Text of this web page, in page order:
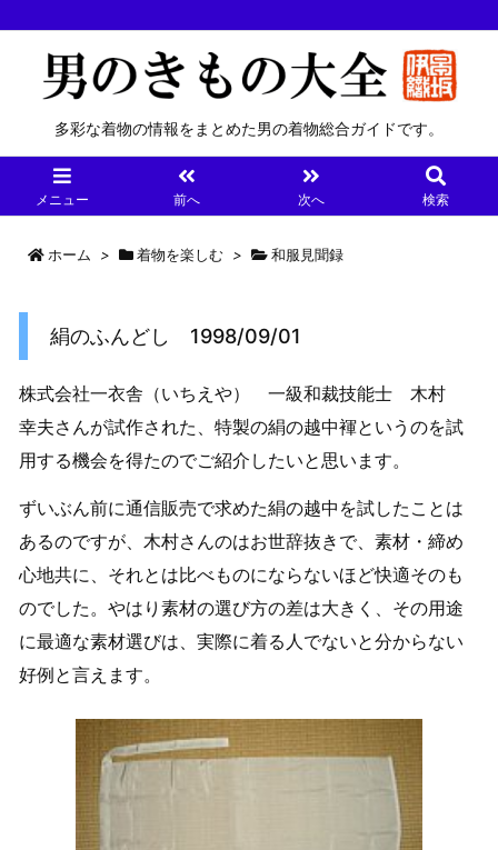
多彩な着物の情報をまとめた男の着物総合ガイドです。
メニュー 前へ 次へ 検索
ホーム > 着物を楽しむ > 和服見聞録
絹のふんどし 1998/09/01
株式会社一衣舎（いちえや） 一級和裁技能士 木村
幸夫さんが試作された、特製の絹の越中褌というのを試
用する機会を得たのでご紹介したいと思います。
ずいぶん前に通信販売で求めた絹の越中を試したことは
あるのですが、木村さんのはお世辞抜きで、素材・締め
心地共に、それとは比べものにならないほど快適そのも
のでした。やはり素材の選び方の差は大きく、その用途
に最適な素材選びは、実際に着る人でないと分からない
好例と言えます。